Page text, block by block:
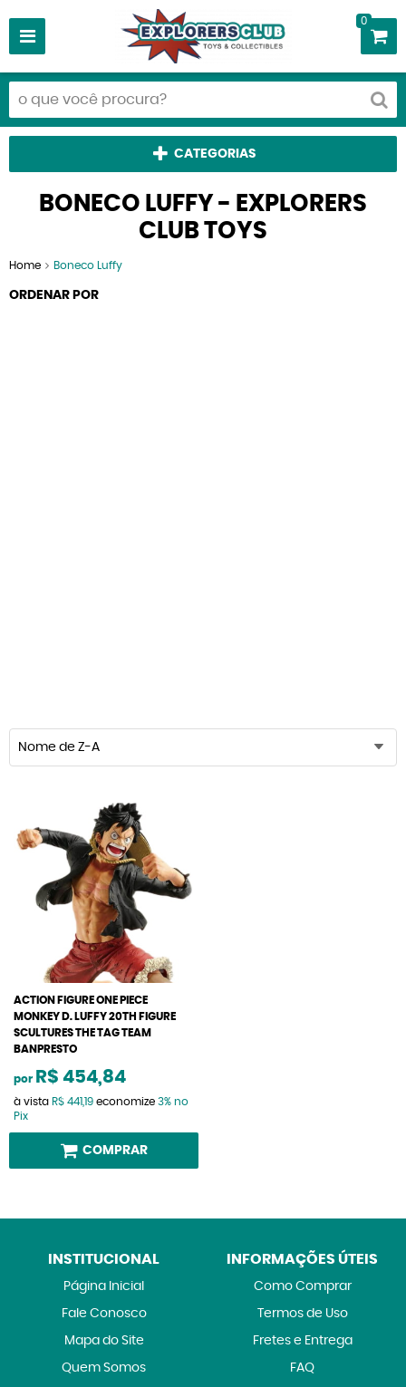
0
CATEGORIAS
BONECO LUFFY - EXPLORERS
CLUB TOYS
Home Boneco Luffy
ORDENAR POR
Nome de Z-A
ACTION FIGURE ONE PIECE
MONKEY D. LUFFY 20TH FIGURE
SCULTURES THE TAG TEAM
BANPRESTO
por R$ 454,84
à vista R$ 441,19 economize 3% no
Pix
COMPRAR
INSTITUCIONAL
Página Inicial
Fale Conosco
Mapa do Site
Quem Somos
INFORMAÇÕES ÚTEIS
Como Comprar
Termos de Uso
Fretes e Entrega
FAQ